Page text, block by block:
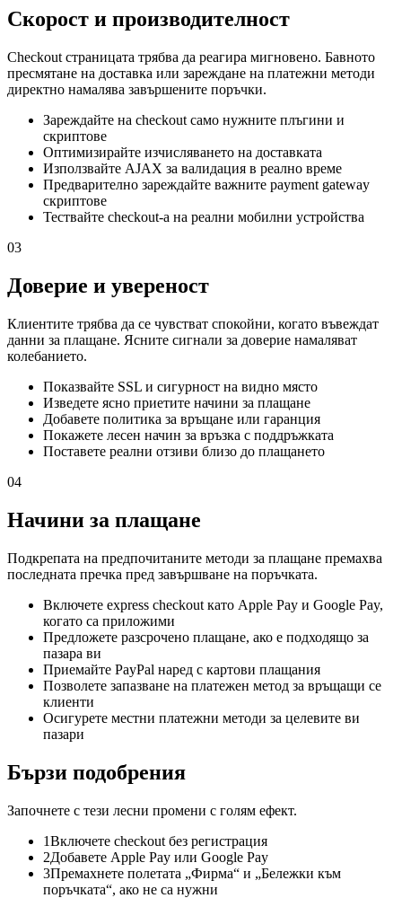
Скорост и производителност
Checkout страницата трябва да реагира мигновено. Бавното
пресмятане на доставка или зареждане на платежни методи
директно намалява завършените поръчки.
Зареждайте на checkout само нужните плъгини и
скриптове
Оптимизирайте изчисляването на доставката
Използвайте AJAX за валидация в реално време
Предварително зареждайте важните payment gateway
скриптове
Тествайте checkout-а на реални мобилни устройства
03
Доверие и увереност
Клиентите трябва да се чувстват спокойни, когато въвеждат
данни за плащане. Ясните сигнали за доверие намаляват
колебанието.
Показвайте SSL и сигурност на видно място
Изведете ясно приетите начини за плащане
Добавете политика за връщане или гаранция
Покажете лесен начин за връзка с поддръжката
Поставете реални отзиви близо до плащането
04
Начини за плащане
Подкрепата на предпочитаните методи за плащане премахва
последната пречка пред завършване на поръчката.
Включете express checkout като Apple Pay и Google Pay,
когато са приложими
Предложете разсрочено плащане, ако е подходящо за
пазара ви
Приемайте PayPal наред с картови плащания
Позволете запазване на платежен метод за връщащи се
клиенти
Осигурете местни платежни методи за целевите ви
пазари
Бързи подобрения
Започнете с тези лесни промени с голям ефект.
1Включете checkout без регистрация
2Добавете Apple Pay или Google Pay
3Премахнете полетата „Фирма“ и „Бележки към
поръчката“, ако не са нужни